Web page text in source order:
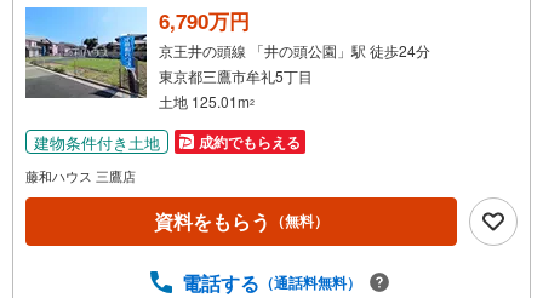
る
・
条
件
マ
イ
ペ
ジ
6,790万円
京王井の頭線 「井の頭公園」駅 徒歩24分
東京都三鷹市牟礼5丁目
土地 125.01m2
建物条件付き土地 成約でもらえる
藤和ハウス 三鷹店
資料をもらう （無料）
電話する （通話料無料）